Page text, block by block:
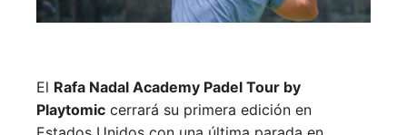
El Rafa Nadal Academy Padel Tour by
Playtomic cerrará su primera edición en